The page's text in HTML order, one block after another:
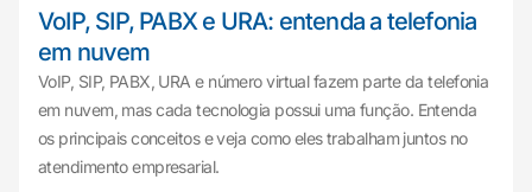
VoIP, SIP, PABX e URA: entenda a telefonia
em nuvem
VoIP, SIP, PABX, URA e número virtual fazem parte da telefonia
em nuvem, mas cada tecnologia possui uma função. Entenda
os principais conceitos e veja como eles trabalham juntos no
atendimento empresarial.